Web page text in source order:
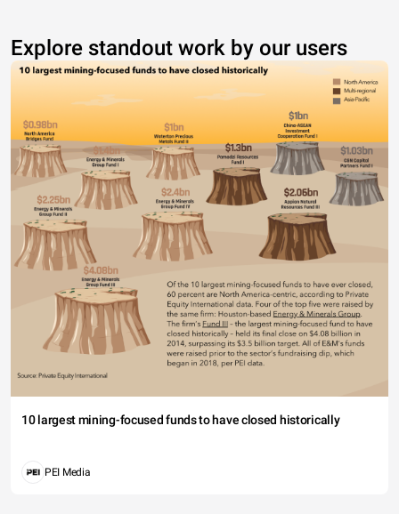
Explore standout work by our users
10 largest mining-focused funds to have closed historically
PEI Media